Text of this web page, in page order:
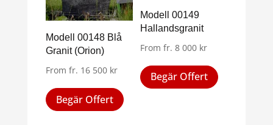
kan
väljas
produktsidan
Modell 00148 Blå
Granit (Orion)
From fr. 16 500 kr
Begär Offert
Den
här
Modell 00149
Hallandsgranit
From fr. 8 000 kr
Begär Offert
här